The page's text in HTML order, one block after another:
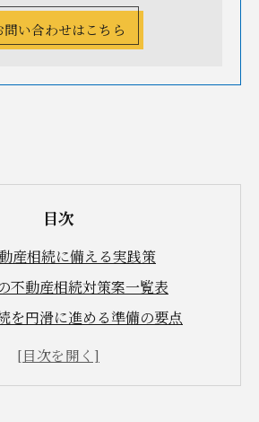
問い合わせはこちら
目次
産相続に備える実践策
不動産相続対策案一覧表
を円滑に進める準備の要点
つ不動産相続の進め方